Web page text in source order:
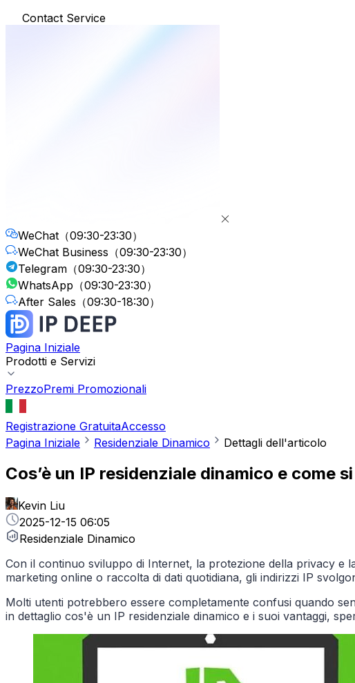
Contact Service
WeChat （09:30-23:30）
WeChat Business （09:30-23:30）
Telegram （09:30-23:30）
WhatsApp （09:30-23:30）
After Sales （09:30-18:30）
Pagina Iniziale
Prodotti e Servizi
PrezzoPremi Promozionali
Registrazione GratuitaAccesso
Pagina Iniziale
Residenziale Dinamico Dettagli dell'articolo
Cos’è un IP residenziale dinamico e come
Kevin Liu
2025-12-15 06:05
Residenziale Dinamico
Con il continuo sviluppo di Internet, la protezione della privacy e
marketing online o raccolta di dati quotidiana, gli indirizzi IP
Molti utenti potrebbero essere completamente confusi quando
in dettaglio cos'è un IP residenziale dinamico e i suoi vantaggi,